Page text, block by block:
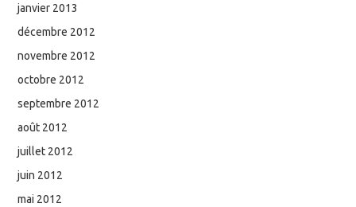
janvier 2013
décembre 2012
novembre 2012
octobre 2012
septembre 2012
août 2012
juillet 2012
juin 2012
mai 2012